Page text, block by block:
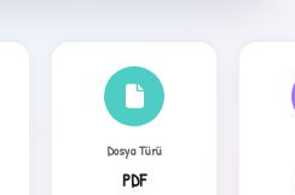
Dosya Türü
PDF